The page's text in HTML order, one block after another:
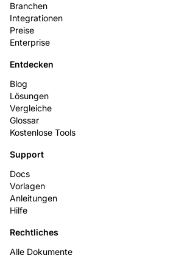
Branchen
Integrationen
Preise
Enterprise
Entdecken
Blog
Lösungen
Vergleiche
Glossar
Kostenlose Tools
Support
Docs
Vorlagen
Anleitungen
Hilfe
Rechtliches
Alle Dokumente